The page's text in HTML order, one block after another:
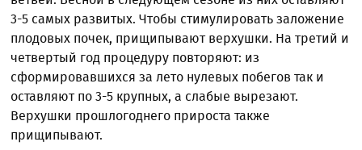
3-5 самых развитых. Чтобы стимулировать заложение
плодовых почек, прищипывают верхушки. На третий и
четвертый год процедуру повторяют: из
сформировавшихся за лето нулевых побегов так и
оставляют по 3-5 крупных, а слабые вырезают.
Верхушки прошлогоднего прироста также
прищипывают.